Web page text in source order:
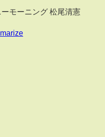
モーニング 松尾清憲